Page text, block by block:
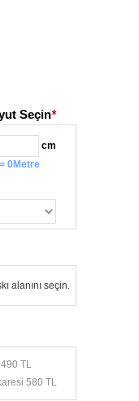
Seçin*
cm
0Metre
TL
580 TL
alanını seçin.